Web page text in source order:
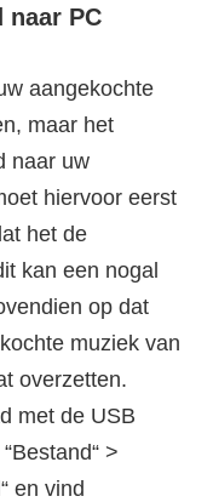
naar PC
aangekochte
maar het
naar uw
hiervoor eerst
het de
kan een nogal
op dat
muziek van
overzetten.
met de USB
>
en vind